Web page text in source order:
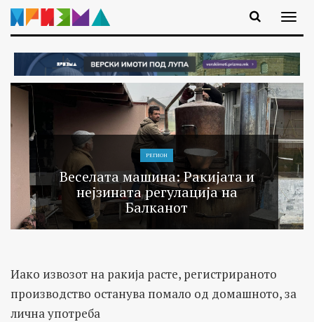
РЕГИОН
Веселата машина: Ракијата и
нејзината регулација на
Балканот
Иако извозот на ракија расте, регистрираното
производство останува помало од домашното, за
лична употреба